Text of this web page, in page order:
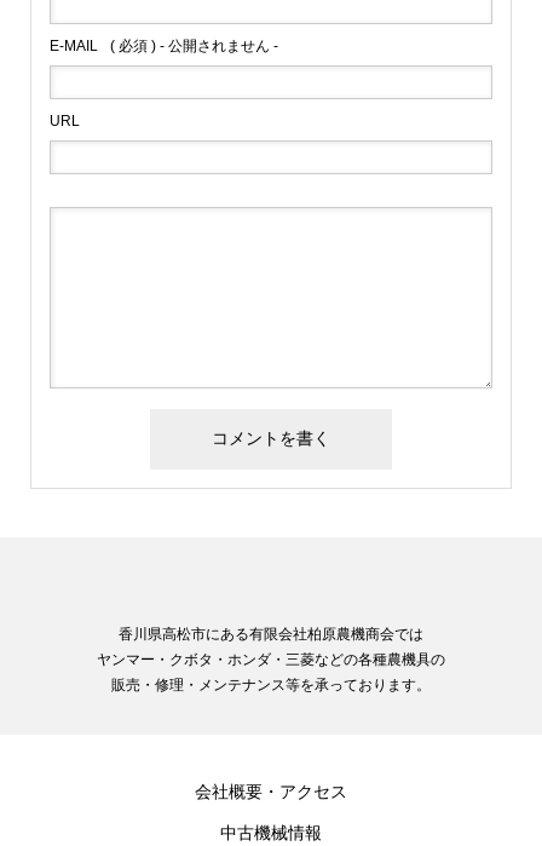
E-MAIL ( 必須 ) - 公開されません -
URL
香川県高松市にある有限会社柏原農機商会では
ヤンマー・クボタ・ホンダ・三菱などの各種農機具の
販売・修理・メンテナンス等を承っております。
会社概要・アクセス
中古機械情報